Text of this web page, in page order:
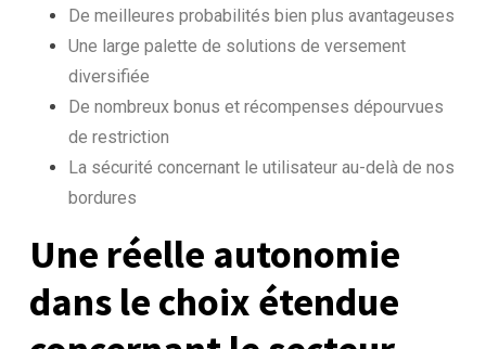
De meilleures probabilités bien plus avantageuses
Une large palette de solutions de versement
diversifiée
De nombreux bonus et récompenses dépourvues
de restriction
La sécurité concernant le utilisateur au-delà de nos
bordures
Une réelle autonomie
dans le choix étendue